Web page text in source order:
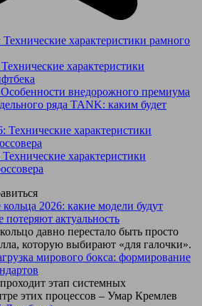
характеристики рамного
характеристики
внедорожного премиума
ряда TANK: каким будет
Технические характеристики
характеристики
2026: какие модели будут
потеряют актуальность
давно перестало быть просто
которую выбирают «для галочки».
мирового бокса: формирование
этап системных
этих процессов – Умар Кремлев